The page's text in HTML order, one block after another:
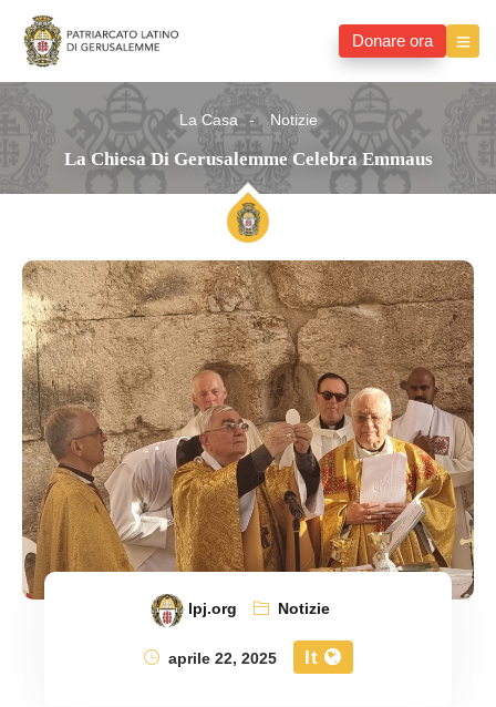
Donare ora
La Casa Notizie
La Chiesa Di Gerusalemme Celebra Emmaus
lpj.org
Notizie
aprile 22, 2025
It